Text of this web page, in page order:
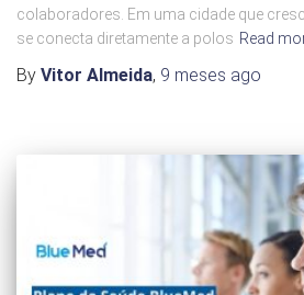
colaboradores. Em uma cidade que
se conecta diretamente a polos Read
By Vitor Almeida, 9 meses ago